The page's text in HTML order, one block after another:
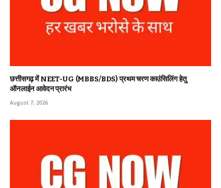
छत्तीसगढ़ में NEET-UG (MBBS/BDS) प्रथम चरण काउंसिलिंग हेतु
ऑनलाईन आवेदन प्रारंभ
August 7, 2026